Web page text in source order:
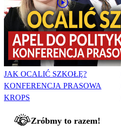
JAK OCALIĆ SZKOŁĘ?
KONFERENCJA PRASOWA
KROPS
Zróbmy to razem!